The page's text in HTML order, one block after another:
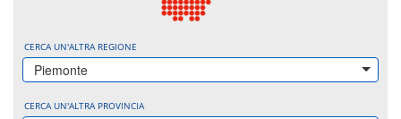
CERCA UN'ALTRA REGIONE
Piemonte
CERCA UN'ALTRA PROVINCIA